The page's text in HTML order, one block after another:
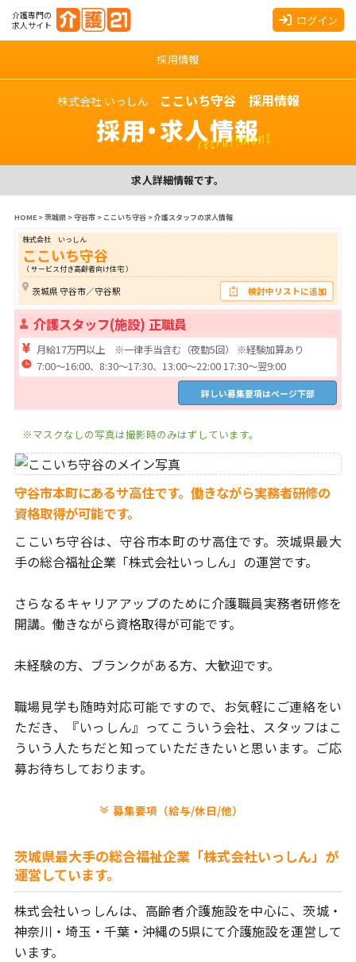
介護専門の
求人サイト
ログイン
採用情報
株式会社 いっしん ここいち守谷 採用情報
採用・求人情報
recruitment
求人詳細情報です。
HOME>茨城県>守谷市> ここいち守谷>介護スタッフの求人情報
株式会社 いっしん
ここいち守谷
（ サービス付き高齢者向け住宅 ）
茨城県 守谷市／守谷駅 検討中リストに追加
介護スタッフ(施設) 正職員
月給17万円以上 ※一律手当含む（夜勤5回） ※経験加算あり
7:00～16:00、8:30～17:30、13:00～22:00 17:30～翌9:00
詳しい募集要項はページ下部
※マスクなしの写真は撮影時のみはずしています。
守谷市本町にあるサ高住です。働きながら実務者研修の
資格取得が可能です。
ここいち守谷は、守谷市本町のサ高住です。 茨城県最大
手の総合福祉企業「株式会社いっしん」の運営です。
さらなるキャリアアップのために介護職員実務者研修を
開講。 働きながら資格取得が可能です。
未経験の方、ブランクがある方、大歓迎です。
職場見学も随時対応可能ですので、お気軽にご連絡をい
ただき、
『いっしん』ってこういう会社、スタッフはこ
ういう人たちだと知っていただきたいと思います。ご応
募お待ちしております。
募集要項（給与/休日/他）
茨城県最大手の総合福祉企業「株式会社いっしん」が
運営しています。
株式会社いっしんは、高齢者介護施設を中心に、茨城・
神奈川・埼玉・ 千葉・沖縄の5県にて介護施設を運営して
います。